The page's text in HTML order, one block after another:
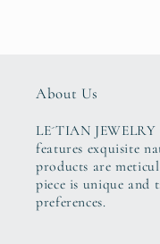
About Us
LE´TIAN
features exquisite
products are
piece is unique
preferences.